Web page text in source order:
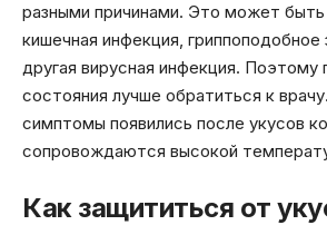
разными причинами. Это может быть
кишечная инфекция, гриппоподобное
другая вирусная инфекция. Поэтому
состояния лучше обратиться к
симптомы появились после укусов
сопровождаются высокой
Как защититься от